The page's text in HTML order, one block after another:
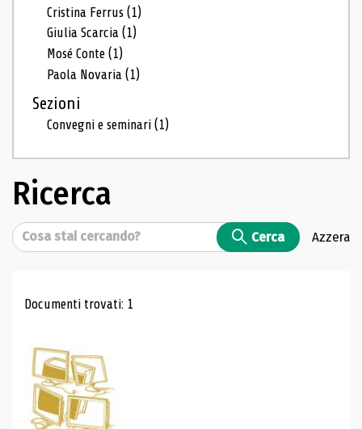
Cristina Ferrus(1)
Giulia Scarcia(1)
Mosé Conte(1)
Paola Novaria(1)
Sezioni
Convegni e seminari(1)
Ricerca
Cerca Cerca Azzera
Risultati di ricerca
Documenti trovati: 1